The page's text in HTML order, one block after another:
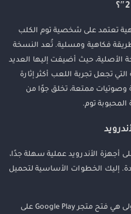
هي لعبة ترفيهية تعتمد على شخصية توم الكلب
فكاهية ومسلية. تُعد النسخة
الأصلية، حيث أضيفت إليها العديد
تجعل تجربة اللعب أكثر إثارة
وصوتيات ممتعة، تخلق جوًا من
توم.
لعبة “صديقي توم المتكلم 2” على أجهزة الأندرويد عملية سهلة جدًا،
إليك الخطوات الأساسية لتحميل
: الخطوة الأولى هي فتح متجر Google Play على